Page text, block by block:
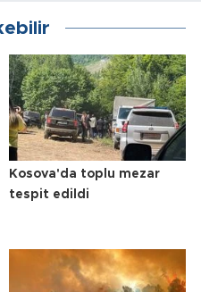
Kosova'da toplu mezar
tespit edildi